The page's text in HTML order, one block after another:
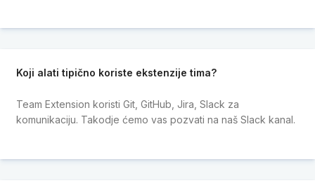
Koji alati tipično koriste ekstenzije tima?
Team Extension koristi Git, GitHub, Jira, Slack za
komunikaciju. Takodje ćemo vas pozvati na naš Slack kanal.